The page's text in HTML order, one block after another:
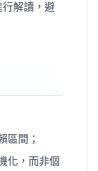
解讀，避
間；
化，而非個